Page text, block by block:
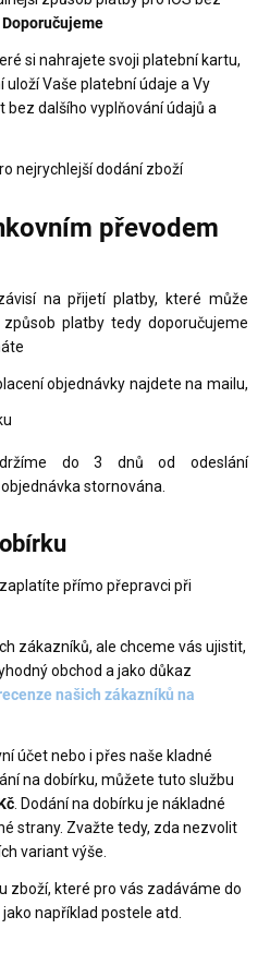
Doporučujeme
si nahrajete svoji platební kartu,
uloží Vaše platební údaje a Vy
bez dalšího vyplňování údajů a
nejrychlejší dodání zboží
převodem
na přijetí platby, které může
platby tedy doporučujeme
objednávky najdete na mailu,
do 3 dnů od odeslání
stornována.
přímo přepravci při
zákazníků, ale chceme vás ujistit,
obchod a jako důkaz
našich zákazníků na
účet nebo i přes naše kladné
na dobírku, můžete tuto službu
. Dodání na dobírku je nákladné
strany. Zvažte tedy, zda nezvolit
variant výše.
zboží, které pro vás zadáváme do
například postele atd.